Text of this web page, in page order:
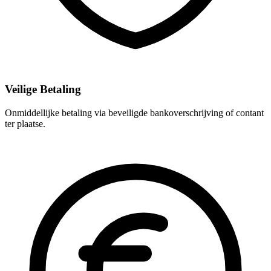
Veilige Betaling
Onmiddellijke betaling via beveiligde bankoverschrijving of contant
ter plaatse.